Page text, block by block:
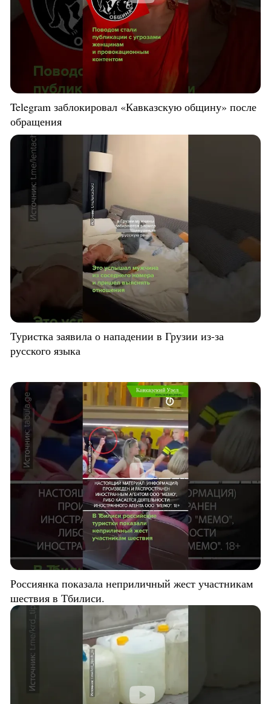
Telegram заблокировал «Кавказскую общину» после
обращения
Туристка заявила о нападении в Грузии из-за
русского языка
Россиянка показала неприличный жест участникам
шествия в Тбилиси.